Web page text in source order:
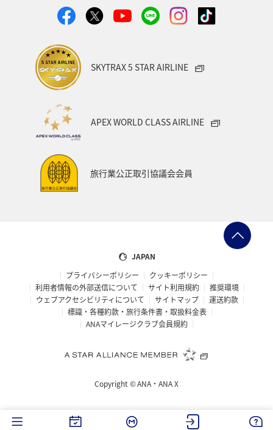
SKYTRAX 5 STAR AIRLINE
APEX WORLD CLASS AIRLINE
旅行業公正取引協議会会員
JAPAN
プライバシーポリシー
クッキーポリシー
利用者情報の外部送信について
サイト利用規約
推奨環境
ウェブアクセシビリティについて
サイトマップ
運送約款
標識・各種約款・旅行条件書・取扱料金表
ANAマイレージクラブ会員規約
Copyright ©ANA・ANA X